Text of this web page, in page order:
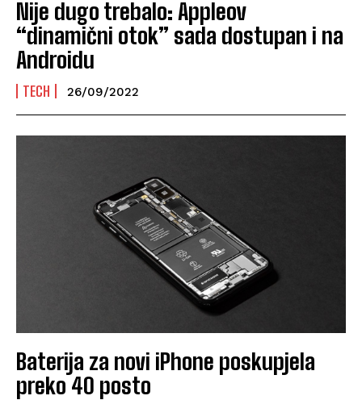
Nije dugo trebalo: Appleov
“dinamični otok” sada dostupan i na
Androidu
TECH 26/09/2022
Baterija za novi iPhone poskupjela
preko 40 posto